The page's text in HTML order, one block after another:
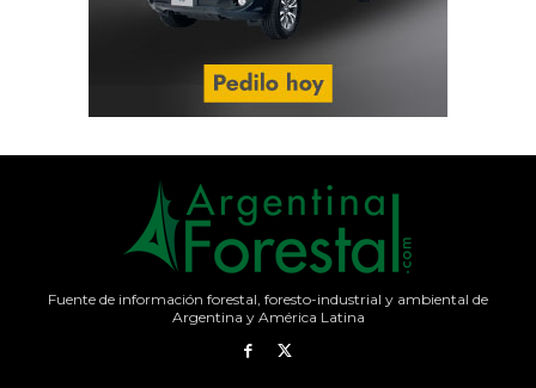
Fuente de información forestal, foresto-industrial y ambiental de
Argentina y América Latina